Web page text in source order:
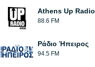
Athens Up Radio
88.6 FM
Ράδιο Ήπειρος
94.5 FM